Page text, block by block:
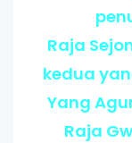
Raja
kedua
Yang
Raja